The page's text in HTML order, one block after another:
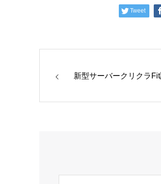
Tweet
新型サーバークリクラFit